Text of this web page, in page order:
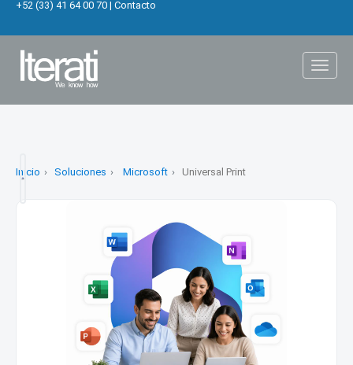
+52 (33) 41 64 00 70 | Contacto
Inicio Soluciones Microsoft Universal Print